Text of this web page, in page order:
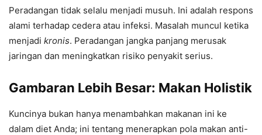
Peradangan tidak selalu menjadi musuh. Ini adalah respons
alami terhadap cedera atau infeksi. Masalah muncul ketika
menjadi kronis. Peradangan jangka panjang merusak
jaringan dan meningkatkan risiko penyakit serius.
Gambaran Lebih Besar: Makan Holistik
Kuncinya bukan hanya menambahkan makanan ini ke
dalam diet Anda; ini tentang menerapkan pola makan anti-